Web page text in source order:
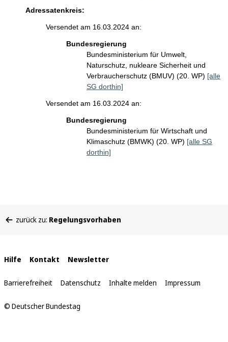
Adressatenkreis:
Versendet am 16.03.2024 an:
Bundesregierung
Bundesministerium für Umwelt,
Naturschutz, nukleare Sicherheit und
Verbraucherschutz (BMUV) (20. WP) [alle
SG dorthin]
Versendet am 16.03.2024 an:
Bundesregierung
Bundesministerium für Wirtschaft und
Klimaschutz (BMWK) (20. WP) [alle SG
dorthin]
befinden
zurück zu: Regelungsvorhaben
Interne
Links
Hilfe Kontakt Newsletter
Barrierefreiheit Datenschutz Inhalte melden Impressum
© Deutscher Bundestag